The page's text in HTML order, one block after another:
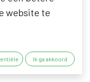
website te
Ik ga akkoord